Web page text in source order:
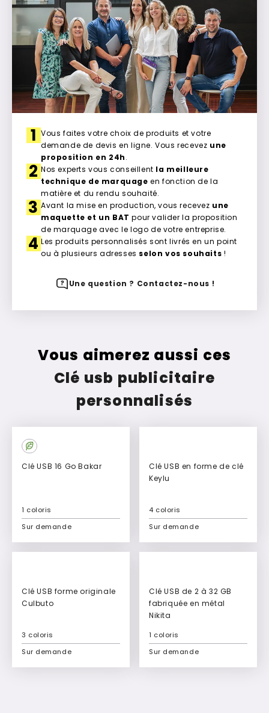
1 Vous faites votre choix de produits et votre
demande de devis en ligne. Vous recevez une
proposition en 24h.
2 Nos experts vous conseillent la meilleure
technique de marquage en fonction de la
matière et du rendu souhaité.
3 Avant la mise en production, vous recevez une
maquette et un BAT pour valider la proposition
de marquage avec le logo de votre entreprise.
4 Les produits personnalisés sont livrés en un point
ou à plusieurs adresses selon vos souhaits !
Une question ? Contactez-nous !
Vous aimerez aussi ces
Clé usb publicitaire
personnalisés
Clé USB 16 Go Bakar
Sur demande
1 coloris
Ajouter à mon devis
Clé USB en forme de clé
Keylu
Sur demande
4 coloris
Ajouter à mon devis
Clé USB forme originale
Culbuto
Sur demande
3 coloris
Ajouter à mon devis
Clé USB de 2 à 32 GB
fabriquée en métal
Nikita
Sur demande
1 coloris
Ajouter à mon devis